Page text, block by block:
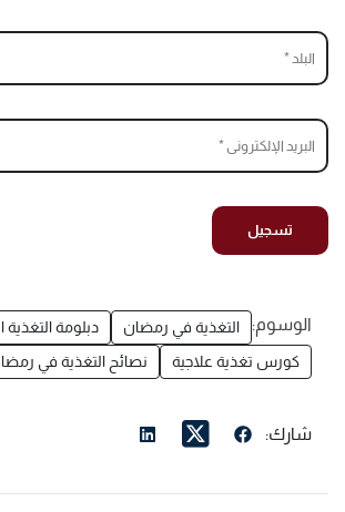
الوسوم: التغذية في رمضان
دبلومة التغذية
كورس تغذية علاجية
نصائح التغذية في
شارك: